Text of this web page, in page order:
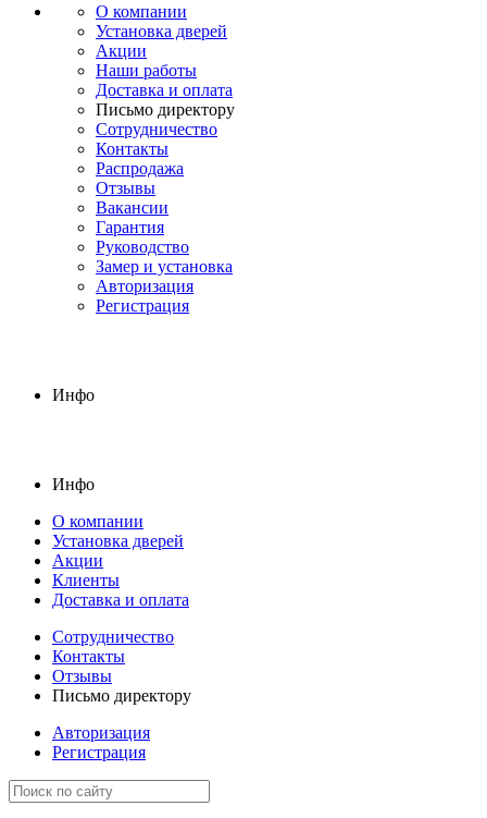
О компании
Установка дверей
Акции
Наши работы
Доставка и оплата
Письмо директору
Сотрудничество
Контакты
Распродажа
Отзывы
Вакансии
Гарантия
Руководство
Замер и установка
Авторизация
Регистрация
Инфо
Инфо
О компании
Установка дверей
Акции
Клиенты
Доставка и оплата
Сотрудничество
Контакты
Отзывы
Письмо директору
Авторизация
Регистрация